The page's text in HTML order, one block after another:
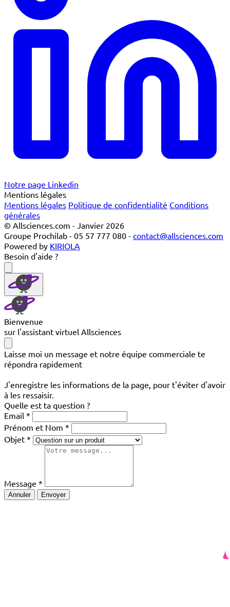
Notre page Linkedin
Mentions légales
Mentions légales Politique de confidentialité Conditions
générales
© Allsciences.com - Janvier 2026
Groupe Prochilab - 05 57 777 080 - contact@allsciences.com
Powered by KIRIOLA
Besoin d'aide ?
Bienvenue
sur l'assistant virtuel Allsciences
Laisse moi un message et notre équipe commerciale te
répondra rapidement
J'enregistre les informations de la page, pour t'éviter d'avoir
à les ressaisir.
Quelle est ta question ?
Email
Prénom et Nom
Objet
Message
Annuler Envoyer